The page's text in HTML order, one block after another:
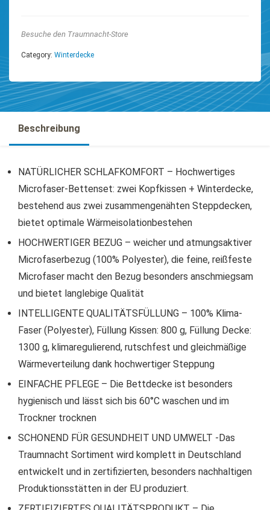
Besuche den Traumnacht-Store
Category: Winterdecke
Beschreibung
NATÜRLICHER SCHLAFKOMFORT – Hochwertiges
Microfaser-Bettenset: zwei Kopfkissen + Winterdecke,
bestehend aus zwei zusammengenähten Steppdecken,
bietet optimale Wärmeisolationbestehen
HOCHWERTIGER BEZUG – weicher und atmungsaktiver
Microfaserbezug (100% Polyester), die feine, reißfeste
Microfaser macht den Bezug besonders anschmiegsam
und bietet langlebige Qualität
INTELLIGENTE QUALITÄTSFÜLLUNG – 100% Klima-
Faser (Polyester), Füllung Kissen: 800 g, Füllung Decke:
1300 g, klimaregulierend, rutschfest und gleichmäßige
Wärmeverteilung dank hochwertiger Steppung
EINFACHE PFLEGE – Die Bettdecke ist besonders
hygienisch und lässt sich bis 60°C waschen und im
Trockner trocknen
SCHONEND FÜR GESUNDHEIT UND UMWELT -Das
Traumnacht Sortiment wird komplett in Deutschland
entwickelt und in zertifizierten, besonders nachhaltigen
Produktionsstätten in der EU produziert.